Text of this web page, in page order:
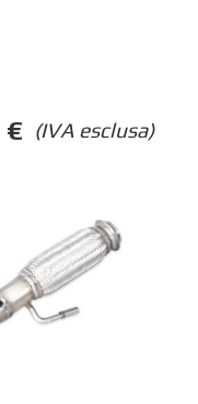
(IVA esclusa)
€